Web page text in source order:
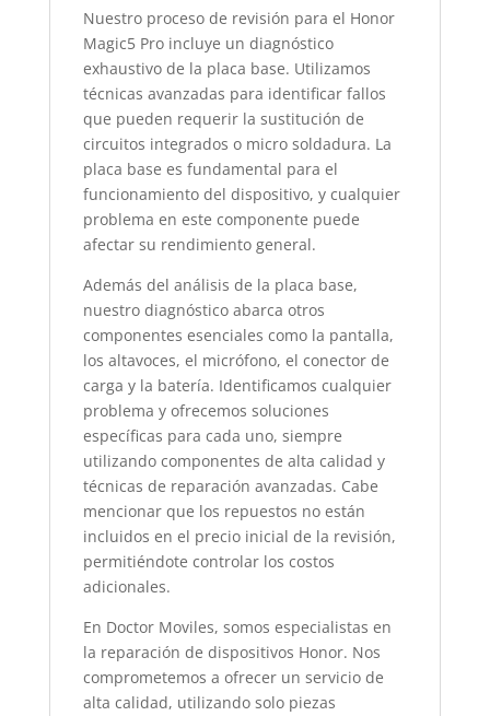
Nuestro proceso de revisión para el Honor
Magic5 Pro incluye un diagnóstico
exhaustivo de la placa base. Utilizamos
técnicas avanzadas para identificar fallos
que pueden requerir la sustitución de
circuitos integrados o micro soldadura. La
placa base es fundamental para el
funcionamiento del dispositivo, y cualquier
problema en este componente puede
afectar su rendimiento general.
Además del análisis de la placa base,
nuestro diagnóstico abarca otros
componentes esenciales como la pantalla,
los altavoces, el micrófono, el conector de
carga y la batería. Identificamos cualquier
problema y ofrecemos soluciones
específicas para cada uno, siempre
utilizando componentes de alta calidad y
técnicas de reparación avanzadas. Cabe
mencionar que los repuestos no están
incluidos en el precio inicial de la revisión,
permitiéndote controlar los costos
adicionales.
En Doctor Moviles, somos especialistas en
la reparación de dispositivos Honor. Nos
comprometemos a ofrecer un servicio de
alta calidad, utilizando solo piezas